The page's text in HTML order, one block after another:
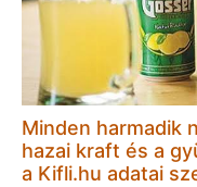
Minden harmadik
hazai kraft és a
a Kifli.hu adatai